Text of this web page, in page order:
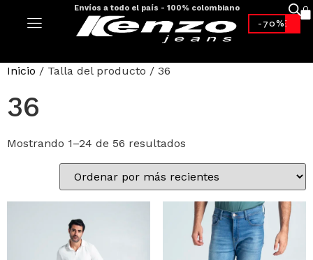
Envíos a todo el país - 100% colombiano
-70%*
Inicio / Talla del producto / 36
36
Mostrando 1–24 de 56 resultados